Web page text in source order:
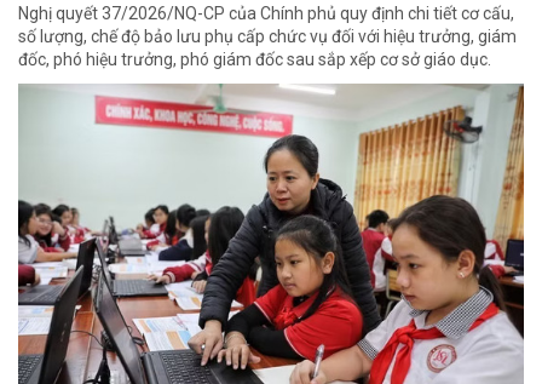
Nghị quyết 37/2026/NQ-CP của Chính phủ quy định chi tiết cơ cấu,
số lượng, chế độ bảo lưu phụ cấp chức vụ đối với hiệu trưởng, giám
đốc, phó hiệu trưởng, phó giám đốc sau sắp xếp cơ sở giáo dục.